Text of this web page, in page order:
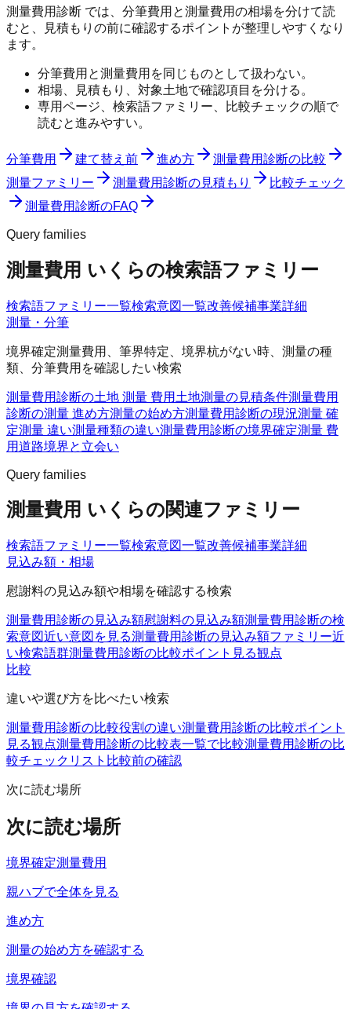
測量費用診断 では、分筆費用と測量費用の相場を分けて読
むと、見積もりの前に確認するポイントが整理しやすくなり
ます。
分筆費用と測量費用を同じものとして扱わない。
相場、見積もり、対象土地で確認項目を分ける。
専用ページ、検索語ファミリー、比較チェックの順で
読むと進みやすい。
分筆費用 建て替え前 進め方
測量費用診断の比較
測量ファミリー
測量費用診断の見積もり
比較チェック
測量費用診断のFAQ
Query families
測量費用 いくらの検索語ファミリー
検索語ファミリー一覧検索意図一覧改善候補事業詳細
測量・分筆
境界確定測量費用、筆界特定、境界杭がない時、測量の種
類、分筆費用を確認したい検索
測量費用診断の土地 測量 費用 土地測量の見積条件測量費用
診断の測量 進め方測量の始め方測量費用診断の現況測量 確
定測量 違い測量種類の違い測量費用診断の境界確定測量 費
用道路境界と立会い
Query families
測量費用 いくらの関連ファミリー
検索語ファミリー一覧検索意図一覧改善候補事業詳細
見込み額・相場
慰謝料の見込み額や相場を確認する検索
測量費用診断の見込み額慰謝料の見込み額測量費用診断の検
索意図近い意図を見る測量費用診断の見込み額ファミリー近
い検索語群測量費用診断の比較ポイント 見る観点
比較
違いや選び方を比べたい検索
測量費用診断の比較役割の違い測量費用診断の比較ポイント
見る観点測量費用診断の比較表一覧で比較測量費用診断の比
較チェックリスト 比較前の確認
次に読む場所
次に読む場所
境界確定測量費用
親ハブで全体を見る
進め方
測量の始め方を確認する
境界確認